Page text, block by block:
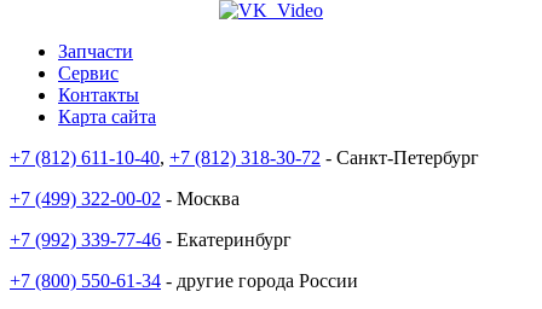
Запчасти
Сервис
Контакты
Карта сайта
+7 (812) 611-10-40, +7 (812) 318-30-72 - Санкт-Петербург
+7 (499) 322-00-02 - Москва
+7 (992) 339-77-46 - Екатеринбург
+7 (800) 550-61-34 - другие города России